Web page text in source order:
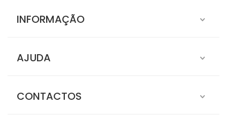
INFORMAÇÃO
AJUDA
CONTACTOS